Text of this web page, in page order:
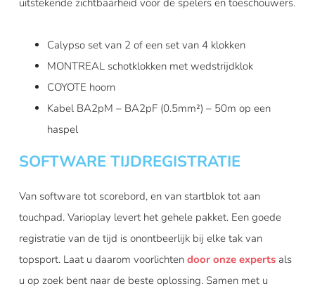
uitstekende zichtbaarheid voor de spelers en toeschouwers.
Calypso set van 2 of een set van 4 klokken
MONTREAL schotklokken met wedstrijdklok
COYOTE hoorn
Kabel BA2pM – BA2pF (0.5mm²) – 50m op een
haspel
SOFTWARE TIJDREGISTRATIE
Van software tot scorebord, en van startblok tot aan
touchpad. Varioplay levert het gehele pakket. Een goede
registratie van de tijd is onontbeerlijk bij elke tak van
topsport. Laat u daarom voorlichten door onze expertsals
u op zoek bent naar de beste oplossing. Samen met u